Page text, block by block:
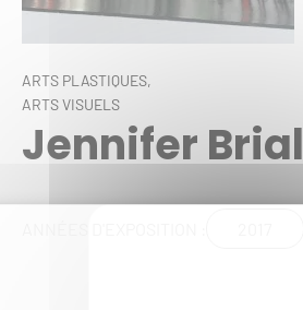
ARTS PLASTIQUES,
ARTS VISUELS
Jennifer Brial